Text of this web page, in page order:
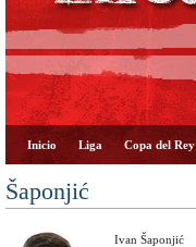
Inicio Liga Copa del Rey
Šaponjić
Ivan Šaponjić